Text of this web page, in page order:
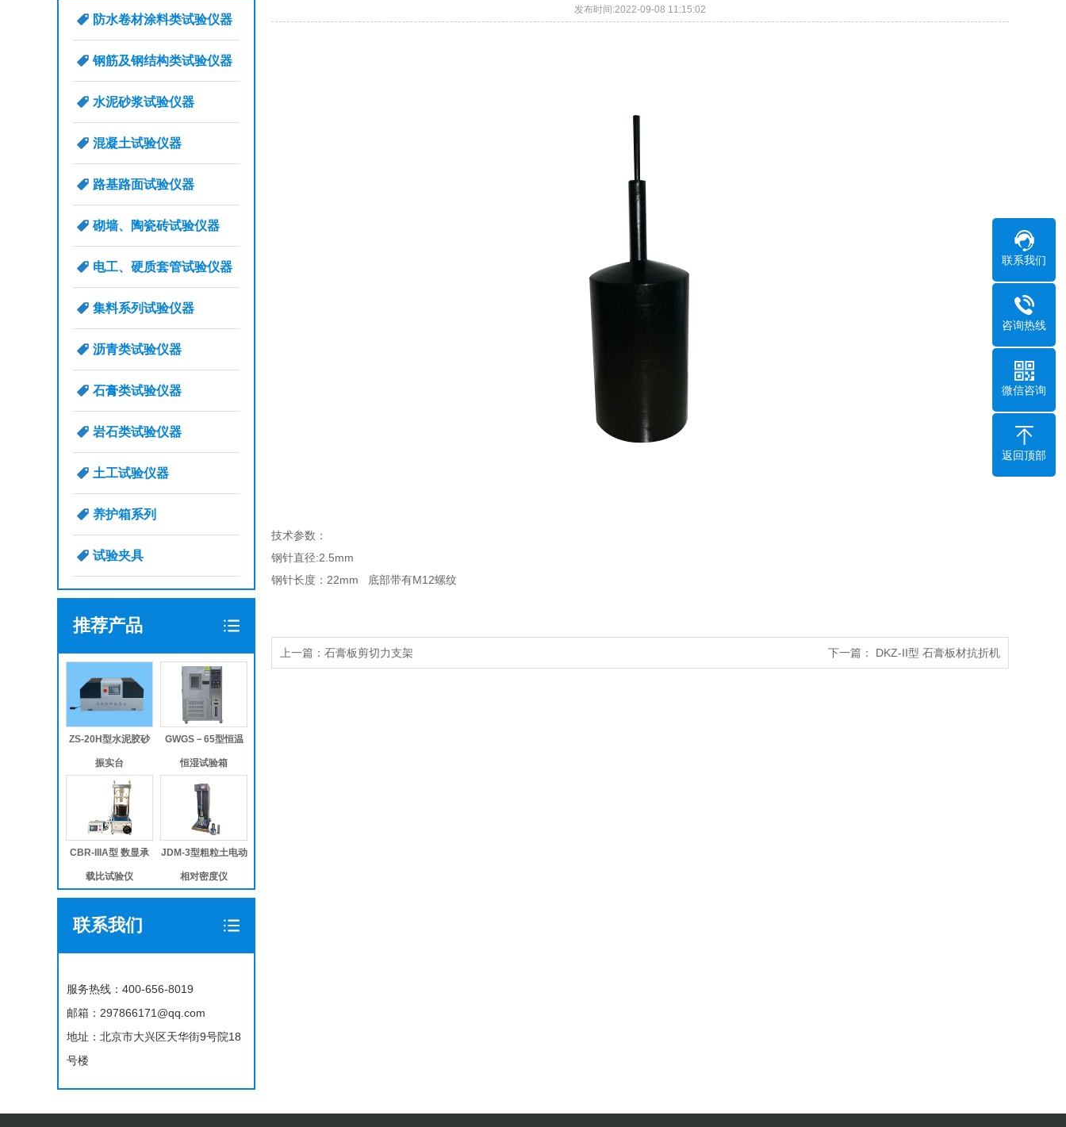
防水卷材涂料类试验仪器
钢筋及钢结构类试验仪器
水泥砂浆试验仪器
混凝土试验仪器
路基路面试验仪器
砌墙、陶瓷砖试验仪器
电工、硬质套管试验仪器
集料系列试验仪器
沥青类试验仪器
石膏类试验仪器
岩石类试验仪器
土工试验仪器
养护箱系列
试验夹具
推荐产品
ZS-20H型水泥胶砂
振实台
GWGS－65型恒温
恒湿试验箱
CBR-IIIA型 数显承
载比试验仪
JDM-3型粗粒土电动
相对密度仪
联系我们
服务热线：400-656-8019
邮箱：297866171@qq.com
地址：北京市大兴区天华街9号院18
号楼
发布时间:2022-09-08 11:15:02
技术参数：
钢针直径:2.5mm
钢针长度：22mm 底部带有M12螺纹
上一篇：石膏板剪切力支架 下一篇： DKZ-II型 石膏板材抗折机
联系我们
咨询热线
微信咨询
返回顶部